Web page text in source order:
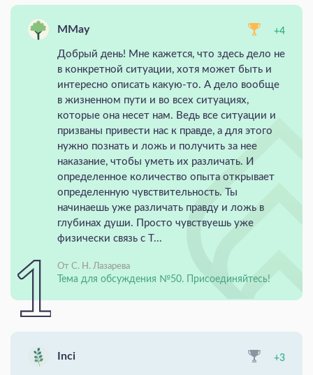
MMay +4
Добрый день! Мне кажется, что здесь дело не
в конкретной ситуации, хотя может быть и
интересно описать какую-то. А дело вообще
в жизненном пути и во всех ситуациях,
которые она несет нам. Ведь все ситуации и
призваны привести нас к правде, а для этого
нужно познать и ложь и получить за нее
наказание, чтобы уметь их различать. И
определенное количество опыта открывает
определенную чувствительность. Ты
начинаешь уже различать правду и ложь в
глубинах души. Просто чувствуешь уже
физически связь с Т...
От С. Н. Лазарева
Тема для обсуждения №50. Присоединяйтесь!
Inci +3